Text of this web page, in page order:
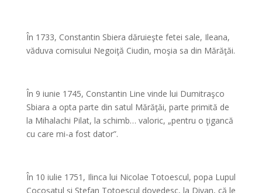
În 1733, Constantin Sbiera dăruieşte fetei sale, Ileana,
văduva comisului Negoiţă Ciudin, moşia sa din Mărăţăi.
În 9 iunie 1745, Constantin Line vinde lui Dumitraşco
Sbiara a opta parte din satul Mărăţăi, parte primită de
la Mihalachi Pilat, la schimb… valoric, „pentru o ţigancă
cu care mi-a fost dator”.
În 10 iulie 1751, Ilinca lui Nicolae Totoescul, popa Lupul
Cocoşatul şi Ştefan Totoescul dovedesc, la Divan, că le